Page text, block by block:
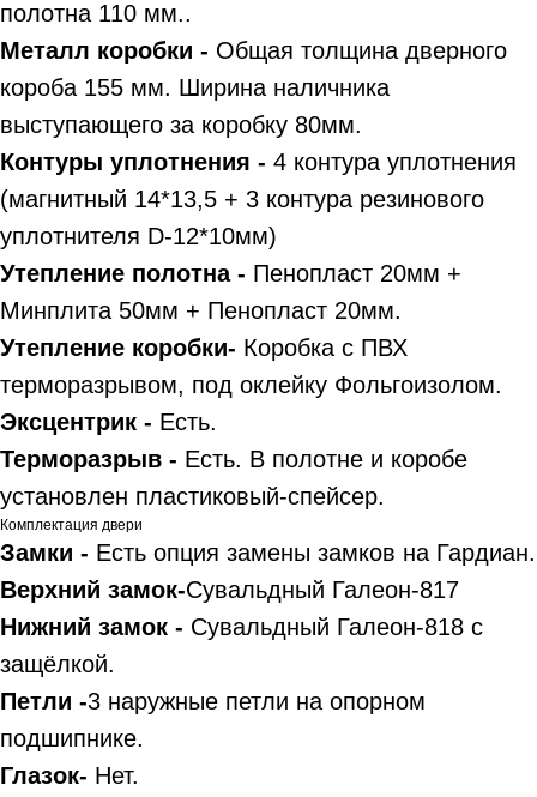
полотна 110 мм..
Металл коробки - Общая толщина дверного
короба 155 мм. Ширина наличника
выступающего за коробку 80мм.
Контуры уплотнения - 4 контура уплотнения
(магнитный 14*13,5 + 3 контура резинового
уплотнителя D-12*10мм)
Утепление полотна - Пенопласт 20мм +
Минплита 50мм + Пенопласт 20мм.
Утепление коробки- Коробка с ПВХ
терморазрывом, под оклейку Фольгоизолом.
Эксцентрик - Есть.
Терморазрыв - Есть. В полотне и коробе
установлен пластиковый-спейсер.
Комплектация двери
Замки - Есть опция замены замков на Гардиан.
Верхний замок-Сувальдный Галеон-817
Нижний замок - Сувальдный Галеон-818 с
защёлкой.
Петли -3 наружные петли на опорном
подшипнике.
Глазок- Нет.